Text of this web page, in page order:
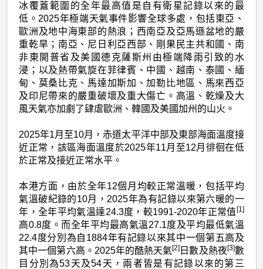
冰覆蓋範圍的全年最高值是自有衛星記錄以來的最
低。2025年極端天氣事件影響全球多處，包括東亞、
歐洲及地中海東部的熱浪；西南亞及亞馬遜盆地的嚴
重乾旱；南亞、尼日利亞西部、剛果民主共和國、南
非東開普省及美國德克薩斯州由極端降雨引致的水
浸；以及熱帶氣旋在菲律賓、中國、越南、泰國、緬
甸、莫桑比克、馬達加斯加、加勒比地區、馬來西亞
及印尼帶來的嚴重破壞及重大傷亡。高溫、乾燥及大
風天氣亦加劇了肆虐歐洲、韓國及美國加州的山火。
2025年1月至10月，赤道太平洋中部及東部海面溫度接
近正常，該區海面溫度於2025年11月至12月徘徊在低
於正常及接近正常水平。
本港方面，由於全年12個月均較正常溫暖，包括平均
氣溫破紀錄的10月，2025年為有記錄以來第六暖的一
年，全年平均氣溫達24.3度，較1991-2020年正常值 [1]
高0.8度。而全年平均最高氣溫27.1度及平均最低氣溫
22.4度分別為自1884年有記錄以來其中一個第五高及
其中一個第六高。2025年的酷熱天氣[2] 日數及熱夜[3]數
目分別為53天及54天，兩者皆是有記錄以來的第三